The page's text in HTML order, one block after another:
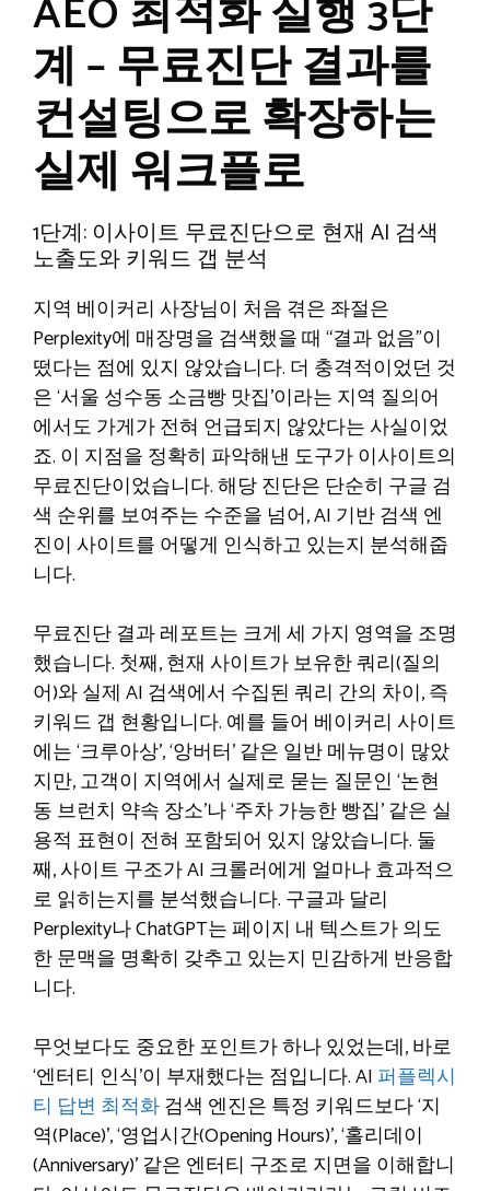
AEO 최적화 실행 3단
계 – 무료진단 결과를
컨설팅으로 확장하는
실제 워크플로
1단계: 이사이트 무료진단으로 현재 AI 검색
노출도와 키워드 갭 분석
지역 베이커리 사장님이 처음 겪은 좌절은
Perplexity에 매장명을 검색했을 때 “결과 없음”이
떴다는 점에 있지 않았습니다. 더 충격적이었던 것
은 ‘서울 성수동 소금빵 맛집’이라는 지역 질의어
에서도 가게가 전혀 언급되지 않았다는 사실이었
죠. 이 지점을 정확히 파악해낸 도구가 이사이트의
무료진단이었습니다. 해당 진단은 단순히 구글 검
색 순위를 보여주는 수준을 넘어, AI 기반 검색 엔
진이 사이트를 어떻게 인식하고 있는지 분석해줍
니다.
무료진단 결과 레포트는 크게 세 가지 영역을 조명
했습니다. 첫째, 현재 사이트가 보유한 쿼리(질의
어)와 실제 AI 검색에서 수집된 쿼리 간의 차이, 즉
키워드 갭 현황입니다. 예를 들어 베이커리 사이트
에는 ‘크루아상’, ‘앙버터’ 같은 일반 메뉴명이 많았
지만, 고객이 지역에서 실제로 묻는 질문인 ‘논현
동 브런치 약속 장소’나 ‘주차 가능한 빵집’ 같은 실
용적 표현이 전혀 포함되어 있지 않았습니다. 둘
째, 사이트 구조가 AI 크롤러에게 얼마나 효과적으
로 읽히는지를 분석했습니다. 구글과 달리
Perplexity나 ChatGPT는 페이지 내 텍스트가 의도
한 문맥을 명확히 갖추고 있는지 민감하게 반응합
니다.
무엇보다도 중요한 포인트가 하나 있었는데, 바로
‘엔터티 인식’이 부재했다는 점입니다. AI 퍼플렉시
티 답변 최적화검색 엔진은 특정 키워드보다 ‘지
역(Place)’, ‘영업시간(Opening Hours)’, ‘홀리데이
(Anniversary)’ 같은 엔터티 구조로 지면을 이해합니